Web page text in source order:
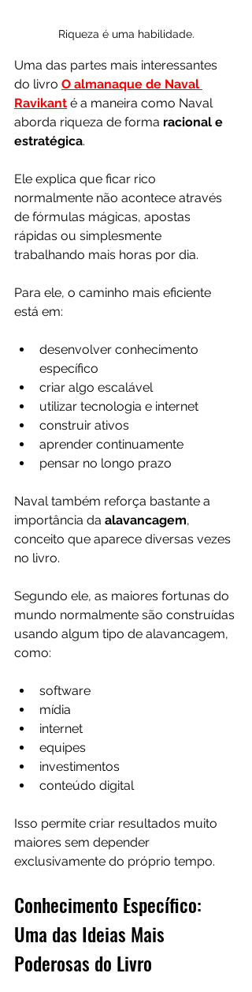
Riqueza é uma habilidade.
Uma das partes mais interessantes
do livro O almanaque de Naval
Ravikant é a maneira como Naval
aborda riqueza de forma racional e
estratégica.
Ele explica que ficar rico
normalmente não acontece através
de fórmulas mágicas, apostas
rápidas ou simplesmente
trabalhando mais horas por dia.
Para ele, o caminho mais eficiente
está em:
desenvolver conhecimento
específico
criar algo escalável
utilizar tecnologia e internet
construir ativos
aprender continuamente
pensar no longo prazo
Naval também reforça bastante a
importância da alavancagem,
conceito que aparece diversas vezes
no livro.
Segundo ele, as maiores fortunas do
mundo normalmente são construídas
usando algum tipo de alavancagem,
como:
software
mídia
internet
equipes
investimentos
conteúdo digital
Isso permite criar resultados muito
maiores sem depender
exclusivamente do próprio tempo.
Conhecimento Específico:
Uma das Ideias Mais
Poderosas do Livro